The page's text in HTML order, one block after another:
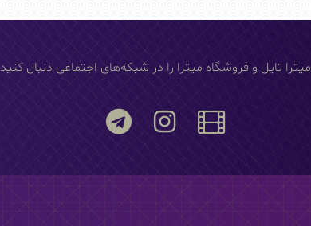
میترا تایل و فروشگاه میترا را در شبکه‌های اجتماعی دنبال کنید